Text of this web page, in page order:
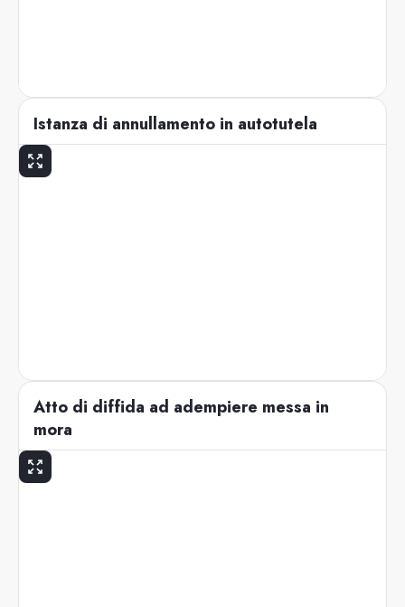
Istanza di annullamento in autotutela
Atto di diffida ad adempiere messa in
mora